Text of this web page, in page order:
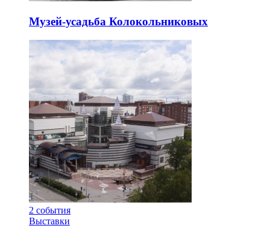
Музей-усадьба Колокольниковых
2 события
Выставки